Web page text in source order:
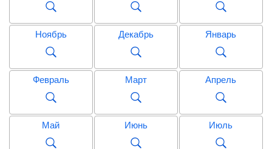
Ноябрь Декабрь Январь
Февраль Март Апрель
Май Июнь Июль